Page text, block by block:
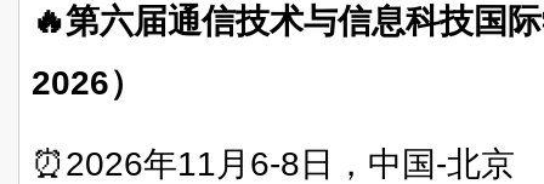
🔥第六届通信技术与信息科技国
2026）
⏰2026年11月6-8日，中国-北京